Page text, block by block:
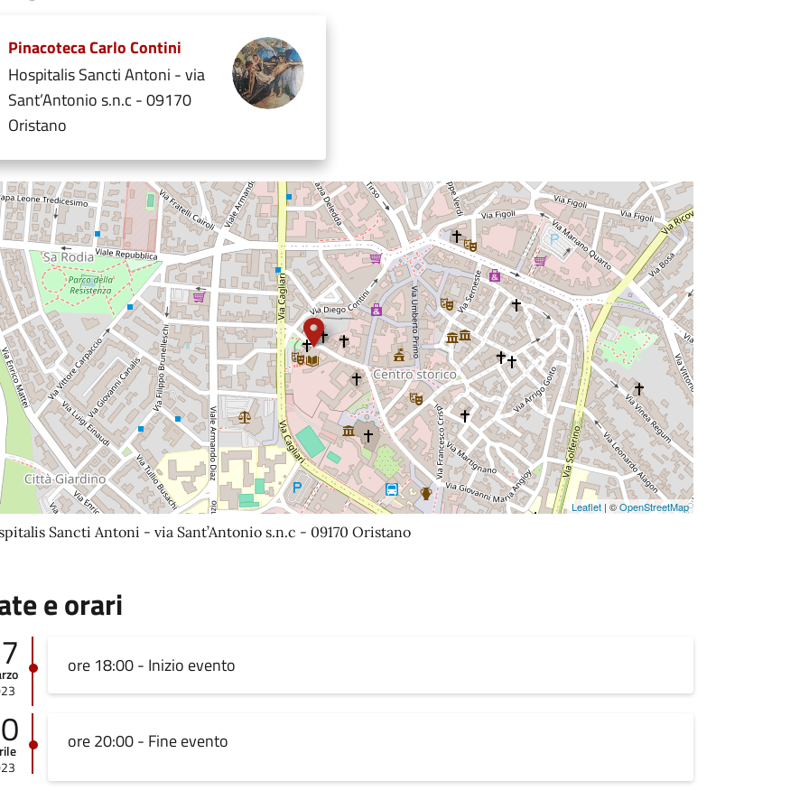
Pinacoteca Carlo Contini
Hospitalis Sancti Antoni - via
Sant’Antonio s.n.c - 09170
Oristano
Leaflet | ©OpenStreetMap
Sancti Antoni - via Sant’Antonio s.n.c - 09170 Oristano
e orari
ore 18:00 - Inizio evento
ore 20:00 - Fine evento